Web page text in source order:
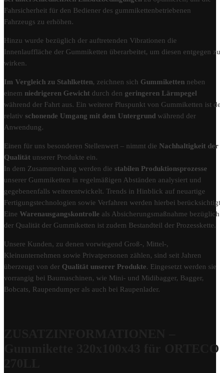
Fahrsicherheit für den Bediener des gummikettenbetriebenen
Fahrzeugs zu erhöhen.
Hinzu wurde bezüglich der auftretenden Vibrationen die
Innenlauffläche der Gummiketten überarbeitet, um diesen entgegen zu
wirken.
Im Vergleich zu Stahlketten, zeichnen sich Gummiketten neben
einem niedrigeren Gewicht durch den geringeren Lärmpegel
während der Fahrt aus. Ein weiterer Pluspunkt von Gummiketten ist
relativ schonende Umgang mit dem Untergrund während der
Anwendung.
Einen für uns besonderen Stellenwert – nimmt die Nachhaltigkeit der
Qualität unserer Produkte ein.
In dem Zusammenhang werden die stabilen Produktionsprozesse
unserer Gummiketten in regelmäßigen Abständen analysiert und
gegebenenfalls weiterentwickelt. Trends in Hinblick auf neuartige
Fertigungstechnologien sowie Verfahren werden hierbei
Eine Warenausgangskontrolle als Absicherungsmaßnahme bezüglich
der Qualität der Gummiketten ist zudem Bestandteil der Prozesskette.
Unsere Kunden, zu denen vorwiegend Groß-, Mittel-,
Kleinunternehmen sowie Privatpersonen zählen, sind seit Jahren
überzeugt von der Qualität unserer Produkte. Eingesetzt werden sie
vorrangig bei Baumaschinen, wie Mini- und Midibagger, Bagger,
Bobcats, Raupendumper als auch bei Raupenlader.
Gummikette 320x100x43 für ORTECO